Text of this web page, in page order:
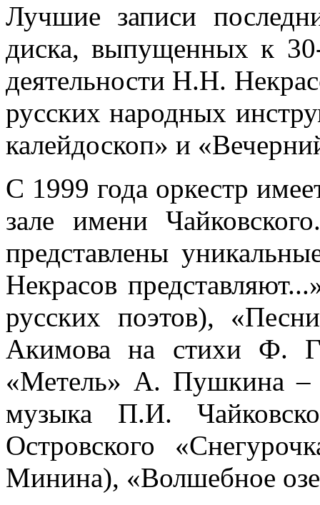
Лучшие записи
диска, выпущенных к
деятельности Н.Н.
русских народных
калейдоскоп» и
С 1999 года оркестр
зале имени
представлены
Некрасов
русских поэтов),
Акимова на стихи Ф.
«Метель» А. Пушкина
музыка П.И.
Островского
Минина), «Волшебное